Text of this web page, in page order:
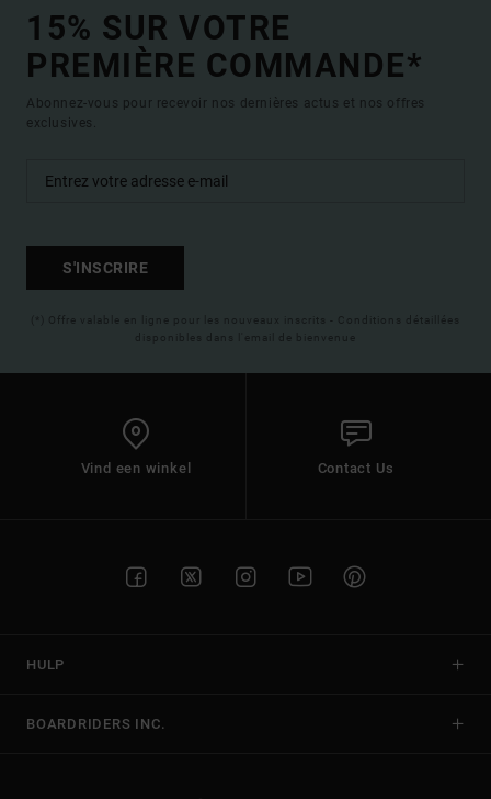
15% SUR VOTRE
PREMIÈRE COMMANDE*
Abonnez-vous pour recevoir nos dernières actus et nos offres
exclusives.
S'INSCRIRE
(*) Offre valable en ligne pour les nouveaux inscrits - Conditions détaillées
disponibles dans l'email de bienvenue
Vind een winkel Contact Us
HULP
BOARDRIDERS INC.